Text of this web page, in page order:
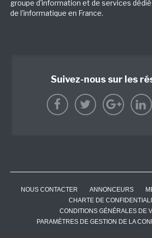
groupe d'information et de services
de l'informatique en France.
Suivez-nous sur les
NOUS CONTACTER ANNONCEURS
CHARTE DE
CONDITIONS GÉNÉRALES DE
PARAMÈTRES DE GESTION DE LA